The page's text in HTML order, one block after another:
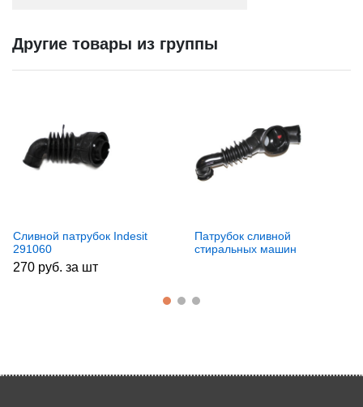
Другие товары из группы
Сливной патрубок Indesit
291060
270 руб. за шт
Патрубок сливной
стиральных машин